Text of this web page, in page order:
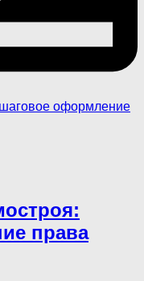
права